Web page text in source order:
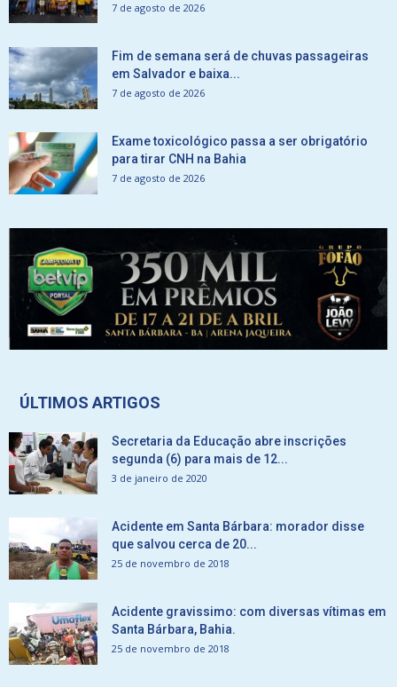
7 de agosto de 2026
Fim de semana será de chuvas passageiras
em Salvador e baixa...
7 de agosto de 2026
Exame toxicológico passa a ser obrigatório
para tirar CNH na Bahia
7 de agosto de 2026
ÚLTIMOS ARTIGOS
Secretaria da Educação abre inscrições
segunda (6) para mais de 12...
3 de janeiro de 2020
Acidente em Santa Bárbara: morador disse
que salvou cerca de 20...
25 de novembro de 2018
Acidente gravissimo: com diversas vítimas em
Santa Bárbara, Bahia.
25 de novembro de 2018